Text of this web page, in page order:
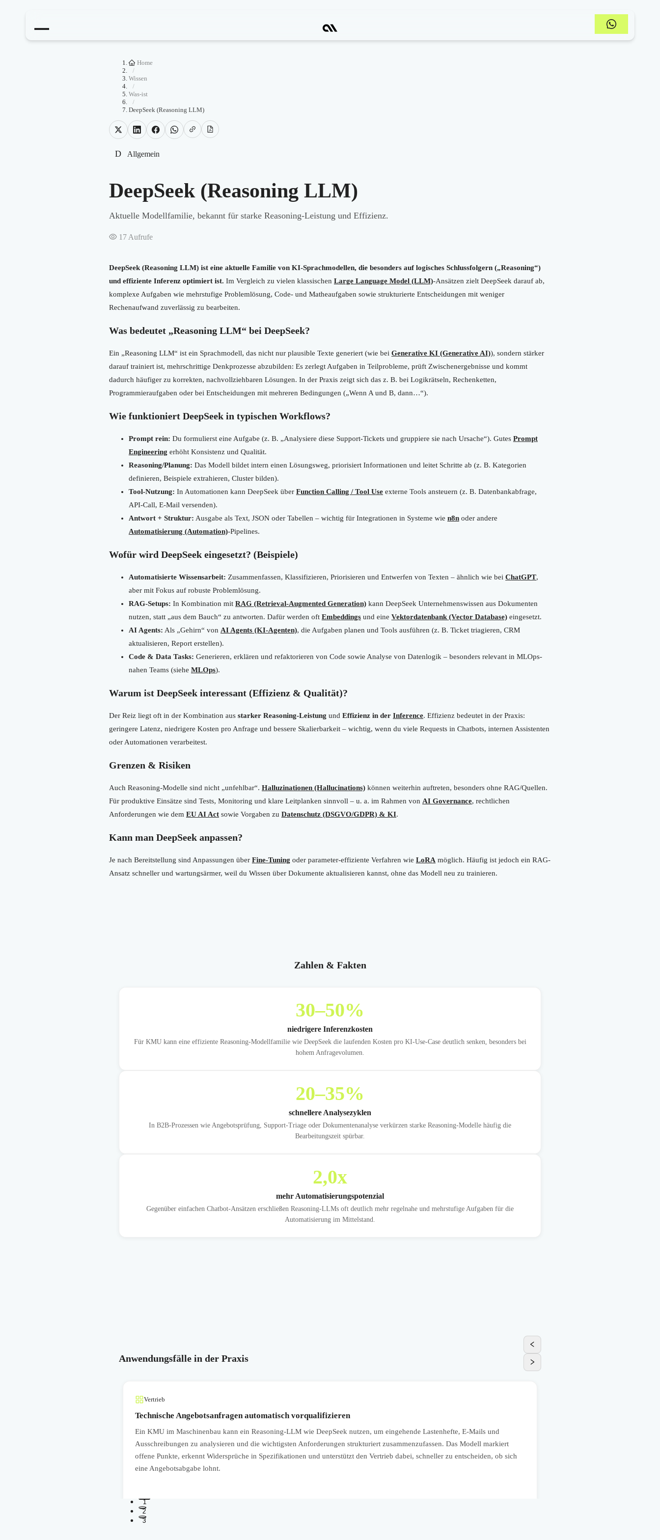
Home
/
Wissen
/
Was-ist
/
DeepSeek (Reasoning LLM)
D Allgemein
DeepSeek (Reasoning LLM)
Aktuelle Modellfamilie, bekannt für starke Reasoning-Leistung und Effizienz.
17 Aufrufe
DeepSeek (Reasoning LLM) ist eine aktuelle Familie von KI-Sprachmodellen, die besonders auf logisches Schlussfolgern („Reasoning“)
und effiziente Inferenz optimiert ist. Im Vergleich zu vielen klassischen Large Language Model (LLM)-Ansätzen zielt DeepSeek darauf ab,
komplexe Aufgaben wie mehrstufige Problemlösung, Code- und Matheaufgaben sowie strukturierte Entscheidungen mit weniger
Rechenaufwand zuverlässig zu bearbeiten.
Was bedeutet „Reasoning LLM“ bei DeepSeek?
Ein „Reasoning LLM“ ist ein Sprachmodell, das nicht nur plausible Texte generiert (wie bei Generative KI (Generative AI)), sondern stärker
darauf trainiert ist, mehrschrittige Denkprozesse abzubilden: Es zerlegt Aufgaben in Teilprobleme, prüft Zwischenergebnisse und kommt
dadurch häufiger zu korrekten, nachvollziehbaren Lösungen. In der Praxis zeigt sich das z. B. bei Logikrätseln, Rechenketten,
Programmieraufgaben oder bei Entscheidungen mit mehreren Bedingungen („Wenn A und B, dann…“).
Wie funktioniert DeepSeek in typischen Workflows?
Prompt rein: Du formulierst eine Aufgabe (z. B. „Analysiere diese Support-Tickets und gruppiere sie nach Ursache“). Gutes Prompt
Engineering erhöht Konsistenz und Qualität.
Reasoning/Planung: Das Modell bildet intern einen Lösungsweg, priorisiert Informationen und leitet Schritte ab (z. B. Kategorien
definieren, Beispiele extrahieren, Cluster bilden).
Tool-Nutzung: In Automationen kann DeepSeek über Function Calling / Tool Use externe Tools ansteuern (z. B. Datenbankabfrage,
API-Call, E-Mail versenden).
Antwort + Struktur: Ausgabe als Text, JSON oder Tabellen – wichtig für Integrationen in Systeme wie n8n oder andere
Automatisierung (Automation)-Pipelines.
Wofür wird DeepSeek eingesetzt? (Beispiele)
Automatisierte Wissensarbeit: Zusammenfassen, Klassifizieren, Priorisieren und Entwerfen von Texten – ähnlich wie bei ChatGPT,
aber mit Fokus auf robuste Problemlösung.
RAG-Setups: In Kombination mit RAG (Retrieval-Augmented Generation) kann DeepSeek Unternehmenswissen aus Dokumenten
nutzen, statt „aus dem Bauch“ zu antworten. Dafür werden oft Embeddings und eine Vektordatenbank (Vector Database) eingesetzt.
AI Agents: Als „Gehirn“ von AI Agents (KI-Agenten), die Aufgaben planen und Tools ausführen (z. B. Ticket triagieren, CRM
aktualisieren, Report erstellen).
Code & Data Tasks: Generieren, erklären und refaktorieren von Code sowie Analyse von Datenlogik – besonders relevant in MLOps-
nahen Teams (siehe MLOps).
Warum ist DeepSeek interessant (Effizienz & Qualität)?
Der Reiz liegt oft in der Kombination aus starker Reasoning-Leistung und Effizienz in der Inference. Effizienz bedeutet in der Praxis:
geringere Latenz, niedrigere Kosten pro Anfrage und bessere Skalierbarkeit – wichtig, wenn du viele Requests in Chatbots, internen Assistenten
oder Automationen verarbeitest.
Grenzen & Risiken
Auch Reasoning-Modelle sind nicht „unfehlbar“. Halluzinationen (Hallucinations) können weiterhin auftreten, besonders ohne RAG/Quellen.
Für produktive Einsätze sind Tests, Monitoring und klare Leitplanken sinnvoll – u. a. im Rahmen von AI Governance, rechtlichen
Anforderungen wie dem EU AI Act sowie Vorgaben zu Datenschutz (DSGVO/GDPR) & KI.
Kann man DeepSeek anpassen?
Je nach Bereitstellung sind Anpassungen über Fine-Tuning oder parameter-effiziente Verfahren wie LoRA möglich. Häufig ist jedoch ein RAG-
Ansatz schneller und wartungsärmer, weil du Wissen über Dokumente aktualisieren kannst, ohne das Modell neu zu trainieren.
Zahlen & Fakten
30–50%
niedrigere Inferenzkosten
Für KMU kann eine effiziente Reasoning-Modellfamilie wie DeepSeek die laufenden Kosten pro KI-Use-Case deutlich senken, besonders bei
hohem Anfragevolumen.
20–35%
schnellere Analysezyklen
In B2B-Prozessen wie Angebotsprüfung, Support-Triage oder Dokumentenanalyse verkürzen starke Reasoning-Modelle häufig die
Bearbeitungszeit spürbar.
2,0x
mehr Automatisierungspotenzial
Gegenüber einfachen Chatbot-Ansätzen erschließen Reasoning-LLMs oft deutlich mehr regelnahe und mehrstufige Aufgaben für die
Automatisierung im Mittelstand.
Anwendungsfälle in der Praxis
Vertrieb
Technische Angebotsanfragen automatisch vorqualifizieren
Ein KMU im Maschinenbau kann ein Reasoning-LLM wie DeepSeek nutzen, um eingehende Lastenhefte, E-Mails und
Ausschreibungen zu analysieren und die wichtigsten Anforderungen strukturiert zusammenzufassen. Das Modell markiert
offene Punkte, erkennt Widersprüche in Spezifikationen und unterstützt den Vertrieb dabei, schneller zu entscheiden, ob sich
eine Angebotsabgabe lohnt.
1
2
3